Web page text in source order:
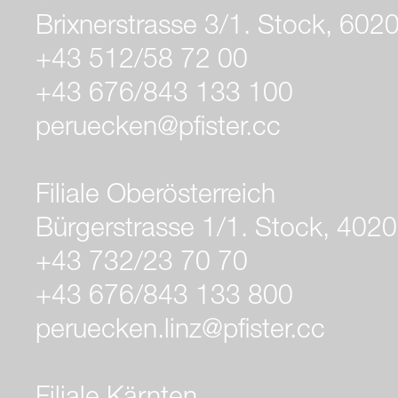
Brixnerstrasse 3/1. Stock,
+43 512/58 72 00
+43 676/843 133 100
peruecken@pfister.cc
Filiale Oberösterreich
Bürgerstrasse 1/1. Stock,
+43 732/23 70 70
+43 676/843 133 800
peruecken.linz@pfister.cc